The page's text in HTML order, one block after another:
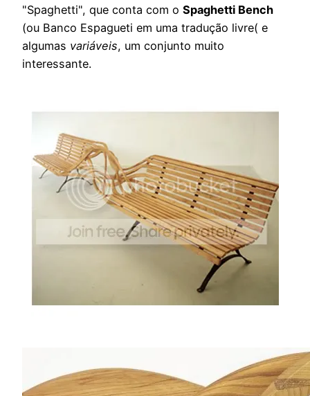
"Spaghetti", que conta com o Spaghetti Bench
(ou Banco Espagueti em uma tradução livre( e
algumas variáveis, um conjunto muito
interessante.